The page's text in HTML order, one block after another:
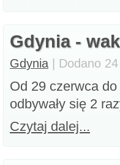
Gdynia -
Gdynia | Dodano
Od 29 czerwca
odbywały się 2
Czytaj dalej...